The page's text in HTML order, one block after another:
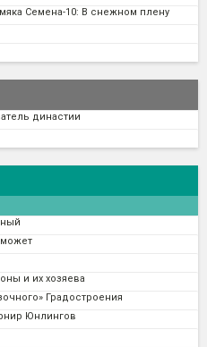
Семена-10: В снежном плену
династии
и их хозяева
Градостроения
Юнлингов